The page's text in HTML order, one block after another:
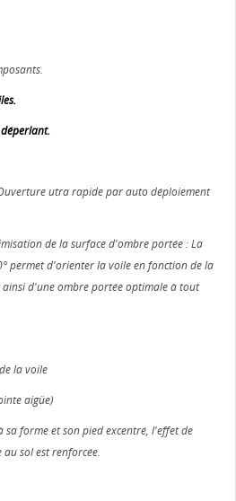
déperlant.
utra rapide par auto déploiement
de la surface d'ombre portée : La
permet d'orienter la voile en fonction de la
ainsi d'une ombre portée optimale à tout
la voile
aigüe)
sa forme et son pied excentré, l'effet de
sol est renforcée.